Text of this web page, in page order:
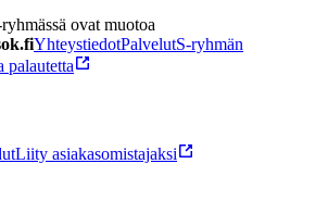
ovat muotoa
YhteystiedotPalvelutS-ryhmän
palautetta
Liity asiakasomistajaksi